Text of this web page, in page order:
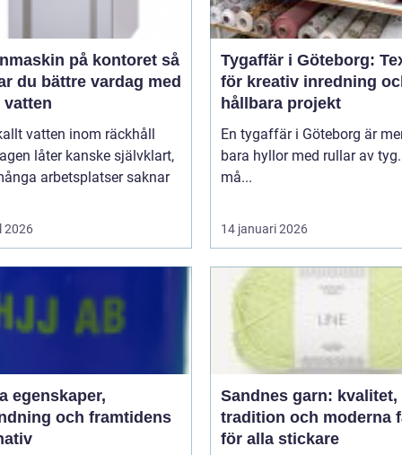
på kontoret så
du bättre vardag med
vatten inom räckhåll
låter kanske självklart,
arbetsplatser saknar
2026
Tygaffär i Göteborg:
för kreativ inredning
hållbara projekt
En tygaffär i Göteborg är
bara hyllor med rullar av
må...
14 januari 2026
och framtidens
Sandnes garn: kvalitet,
tradition och moderna
för alla stickare